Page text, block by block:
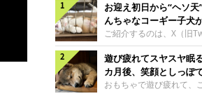
お迎え初日から“ヘソ
んちゃなコーギー子犬
コ“コーギースマイル”
長！
ご紹介するのは、X（旧
＠Kus1oKg2vsgdWS2さ
シュ・コーギー・ペンブ
ん。今年の8月で7才にな
んですが、いったいどん
遊び疲れてスヤスヤ眠
カ月後、笑顔としっぽ
に成長！
おもちゃで遊び疲れて、